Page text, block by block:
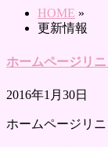
HOME »
更新情報
ホームページリ
2016年1月30日
ホームページリ